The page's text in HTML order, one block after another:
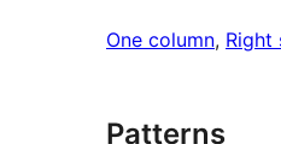
One column, Right
Patterns